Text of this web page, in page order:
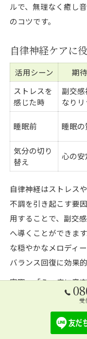
ルで、無理なく癒し
のコツです。
自律神経ケアに
活用シーン 期
ストレスを
感じた時
副交
なり
睡眠前 睡眠の
気分の切り
替え
心の安
自律神経はストレス
不調を引き起こす要
用することで、副交
へ導くことができま
な穏やかなメロディ
バランス回復に効果的
実際、「うつ病に音
しても、医療現場や
取り入れられている
は、日常の中で短時
受